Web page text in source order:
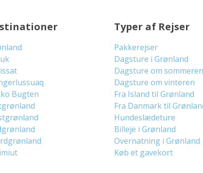
Bugten
Typer af Rejser
Pakkerejser
Dagsture i Grønland
Dagsture om sommeren
Dagsture om vinteren
Fra Island til Grønland
Fra Danmark til
Hundeslædeture
Billeje i Grønland
Overnatning i Grønland
Køb et gavekort